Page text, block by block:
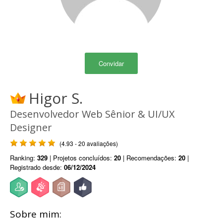
Convidar
Higor S.
Desenvolvedor Web Sênior & UI/UX
Designer
(4.93 - 20 avaliações)
Ranking: 329 | Projetos concluídos: 20 | Recomendações: 20 |
Registrado desde: 06/12/2024
Sobre mim: